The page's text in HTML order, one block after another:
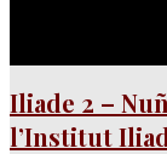
Iliade 2 –
l’Institut